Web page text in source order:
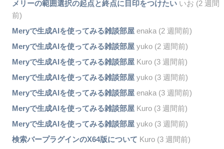
メリーの範囲選択の起点と終点に目印をつけたいいお (2 週間
前)
Meryで生成AIを使ってみる雑談部屋enaka (2 週間前)
Meryで生成AIを使ってみる雑談部屋yuko (2 週間前)
Meryで生成AIを使ってみる雑談部屋Kuro (3 週間前)
Meryで生成AIを使ってみる雑談部屋yuko (3 週間前)
Meryで生成AIを使ってみる雑談部屋enaka (3 週間前)
Meryで生成AIを使ってみる雑談部屋Kuro (3 週間前)
Meryで生成AIを使ってみる雑談部屋yuko (3 週間前)
検索バープラグインのX64版について Kuro (3 週間前)